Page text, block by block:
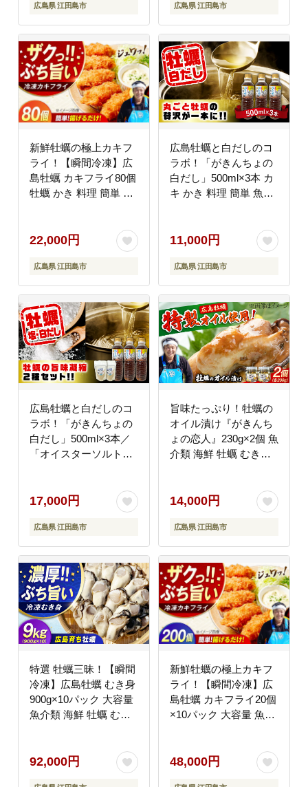
広島県 江田島市 広島県 江田島市
新鮮牡蠣の極上カキフ
ライ！【瞬間冷凍】広
島牡蠣 カキフライ80個
牡蠣 かき 料理 簡単 魚
門林水産 [XAO037] 牡
22,000円
広島県 江田島市
広島牡蠣と白だしのコ
ラボ！「がきんちょの
白だし」500ml×3本 カ
キ かき 料理 簡単 魚介
林水産 [XAO039] 牡蠣
11,000円
広島県 江田島市
広島牡蠣と白だしのコ
ラボ！「がきんちょの
白だし」500ml×3本／
「オイスターソルト」2
フト 広島県産 江田島
市/株式会社門林水産
[XAO040] 牡蠣
17,000円
広島県 江田島市
旨味たっぷり！牡蠣の
オイル漬け『がきんち
ょの恋人』230g×2個 魚
介類 海鮮 牡蠣 むき身
送料無料 江田島市/株式
会社門林水産 [XAO042]
14,000円
広島県 江田島市
特選 牡蠣三昧！【瞬間
冷凍】広島牡蠣 むき身
900g×10パック 大容量
魚介類 海鮮 牡蠣 むき
気 送料無料 江田島市/
92,000円
新鮮牡蠣の極上カキフ
ライ！【瞬間冷凍】広
島牡蠣 カキフライ20個
×10パック 大容量 魚介
フト 広島県産 人気 送
料無料 江田島市/株式会
48,000円